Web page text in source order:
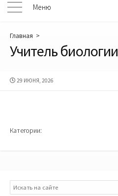
Меню
Меню
Главная >
Учитель биологии
ДАТА
29 ИЮНЯ, 2026
Категории:
Поиск